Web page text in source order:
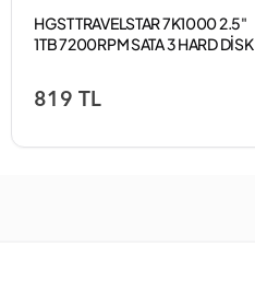
HGST TRAVELSTAR 7K1000 2.5"
1TB 7200RPM SATA 3 HARD DİSK
819 TL